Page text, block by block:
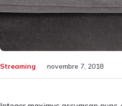
Streaming novembre 7, 2018